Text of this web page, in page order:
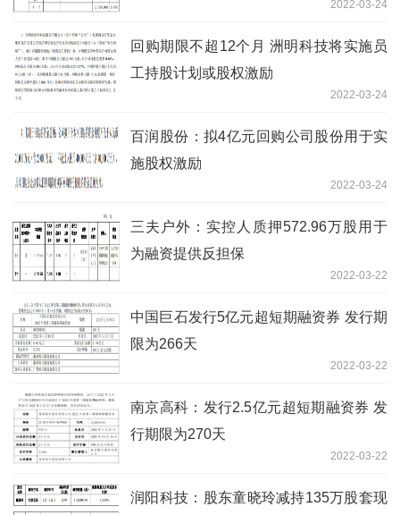
2022-03-24
回购期限不超12个月 洲明科技将实施员
工持股计划或股权激励
2022-03-24
百润股份：拟4亿元回购公司股份用于实
施股权激励
2022-03-24
三夫户外：实控人质押572.96万股用于
为融资提供反担保
2022-03-22
中国巨石发行5亿元超短期融资券 发行期
限为266天
2022-03-22
南京高科：发行2.5亿元超短期融资券 发
行期限为270天
2022-03-22
润阳科技：股东童晓玲减持135万股套现